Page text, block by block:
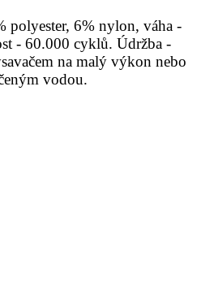
polyester, 6% nylon, váha -
- 60.000 cyklů. Údržba -
na malý výkon nebo
vodou.